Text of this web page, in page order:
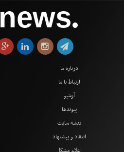
news●
درباره ما
ارتباط با ما
آرشیو
پیوندها
نقشه سایت
انتقاد و پیشنهاد